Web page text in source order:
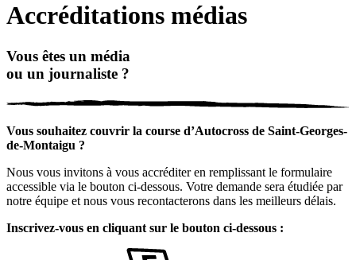
Accréditations médias
Vous êtes un média
ou un journaliste ?
Vous souhaitez couvrir la course d’Autocross de Saint-Georges-
de-Montaigu ?
Nous vous invitons à vous accréditer en remplissant le formulaire
accessible via le bouton ci-dessous. Votre demande sera étudiée par
notre équipe et nous vous recontacterons dans les meilleurs délais.
Inscrivez-vous en cliquant sur le bouton ci-dessous :